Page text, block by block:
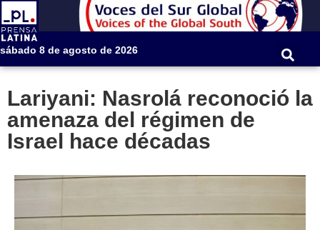
sábado 8 de agosto de 2026
Lariyani: Nasrolá reconoció la
amenaza del régimen de
Israel hace décadas